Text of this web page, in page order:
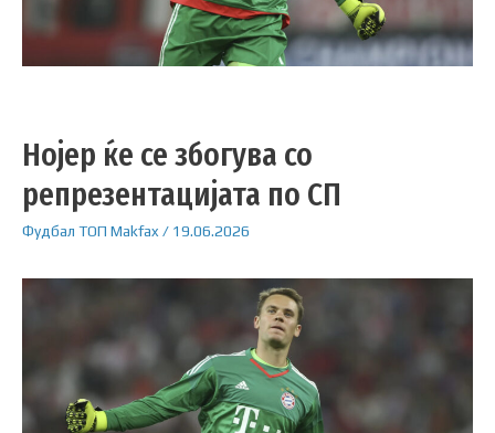
Нојер ќе се збогува со
репрезентацијата по СП
Фудбал ТОП Makfax / 19.06.2026